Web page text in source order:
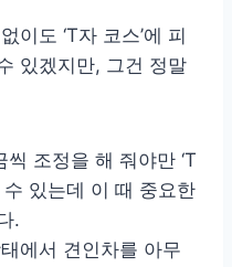
이도 ‘T자 코스’에 피
있겠지만, 그건 정말
조정을 해 줘야만 ‘T
수 있는데 이 때 중요한
.
에서 견인차를 아무